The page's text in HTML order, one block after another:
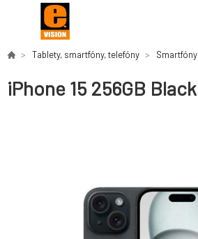
Tablety, smartfóny, telefóny Smartfóny
iPhone 15 256GB Black